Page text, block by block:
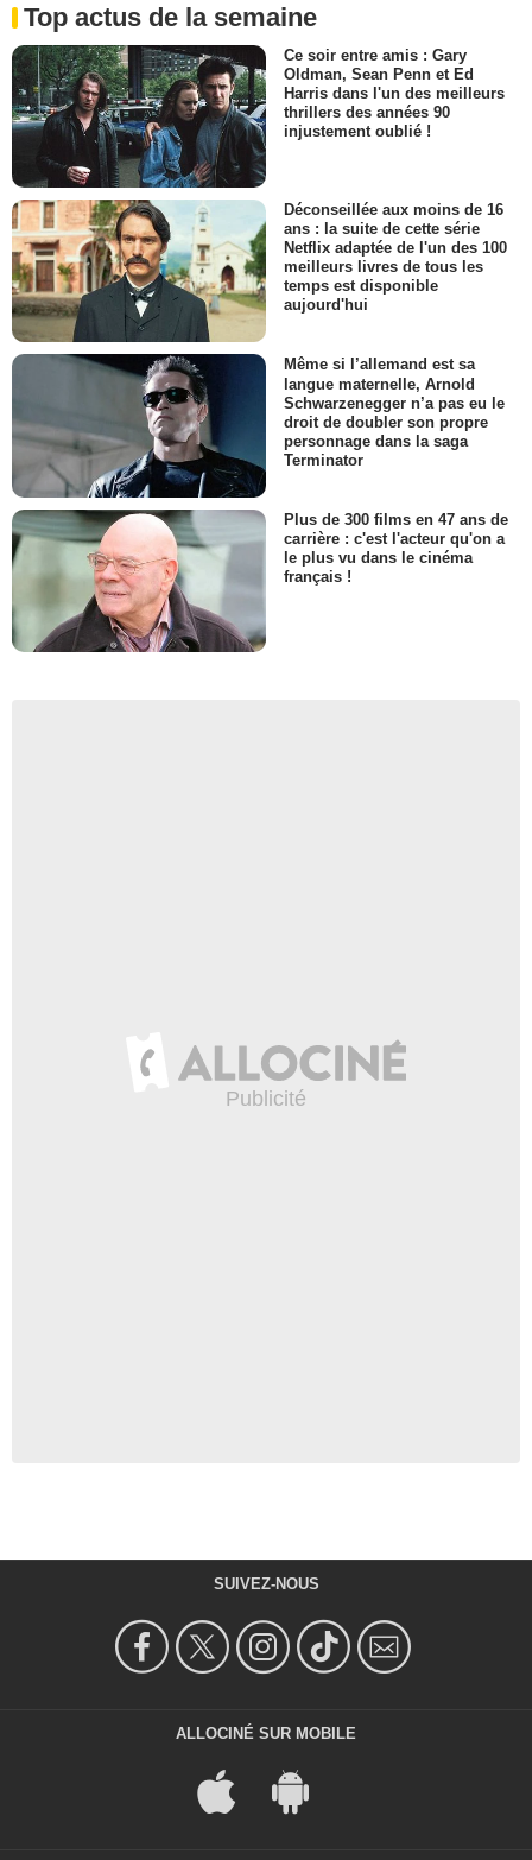
Top actus de la semaine
Ce soir entre amis : Gary
Oldman, Sean Penn et Ed
Harris dans l'un des meilleurs
thrillers des années 90
injustement oublié !
Déconseillée aux moins de 16
ans : la suite de cette série
Netflix adaptée de l'un des 100
meilleurs livres de tous les
temps est disponible
aujourd'hui
Même si l’allemand est sa
langue maternelle, Arnold
Schwarzenegger n’a pas eu le
droit de doubler son propre
personnage dans la saga
Terminator
Plus de 300 films en 47 ans de
carrière : c'est l'acteur qu'on a
le plus vu dans le cinéma
français !
SUIVEZ-NOUS
ALLOCINÉ SUR MOBILE